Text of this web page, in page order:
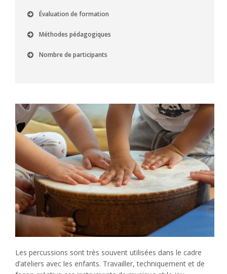
Évaluation de formation
Méthodes pédagogiques
Nombre de participants
Les percussions sont très souvent utilisées dans le cadre
d’ateliers avec les enfants. Travailler, techniquement et de